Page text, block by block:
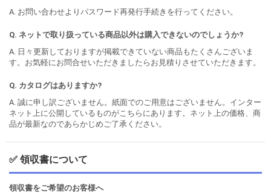
A. お問い合わせよりパスワード再発行手続きを行ってください。
Q. ネットで取り扱っている商品以外は購入できないのでしょうか?
A. 日々更新しておりますが掲載できていない商品もたくさんございま
す。お気軽にお問合せいただきましたらお見積りさせていただきます。
Q. カタログはありますか?
A. 誠に申し訳ございません。紙面でのご用意はございません。インター
ネット上に公開しているものがこちらにあります。ネット上の価格、商
品が最新なのであらかじめご了承ください。
✅ 領収書について
領収書をご希望のお客様へ